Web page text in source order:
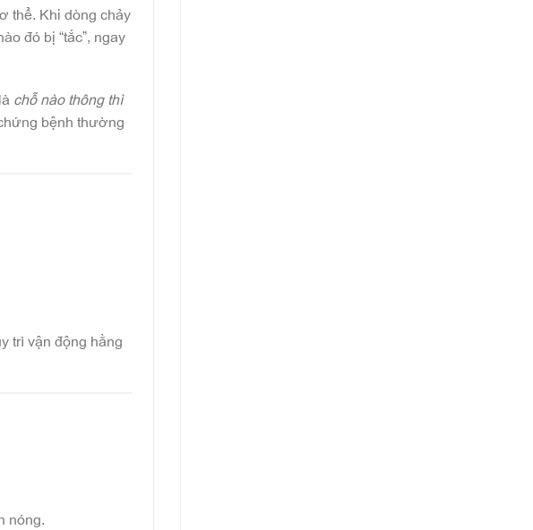
thể. Khi dòng chảy
đó bị “tắc”, ngay
chỗ nào thông thì
bệnh thường
trì vận động hằng
nóng.